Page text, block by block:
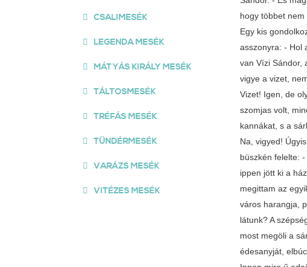
CSALIMESÉK
LEGENDA MESÉK
MÁTYÁS KIRÁLY MESÉK
TÁLTOSMESÉK
TRÉFÁS MESÉK
TÜNDÉRMESÉK
VARÁZS MESÉK
VITÉZES MESÉK